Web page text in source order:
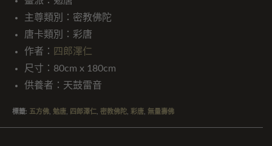
主尊類別：密教佛陀
唐卡類別：彩唐
作者：
四郎澤仁
尺寸：80cm x 180cm
供養者：天鼓雷音
標籤: 五方佛 勉唐 四郎澤仁 密教佛陀 彩唐 無量壽佛